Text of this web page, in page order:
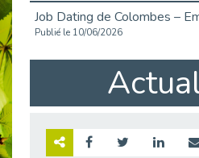
Publié le 10/06/2026
Publié le 09/06/2026